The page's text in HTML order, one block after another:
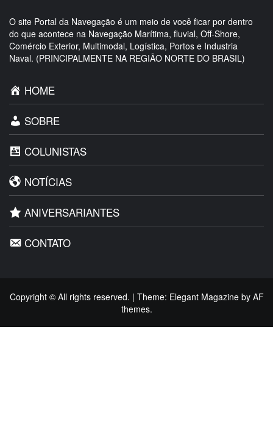
O site Portal da Navegação é um meio de você ficar por dentro
do que acontece na Navegação Marítima, fluvial, Off-Shore,
Comércio Exterior, Multimodal, Logística, Portos e Industria
Naval. (PRINCIPALMENTE NA REGIÃO NORTE DO BRASIL)
HOME
SOBRE
COLUNISTAS
NOTÍCIAS
ANIVERSARIANTES
CONTATO
Copyright © All rights reserved. | Theme: Elegant Magazineby AF
themes.